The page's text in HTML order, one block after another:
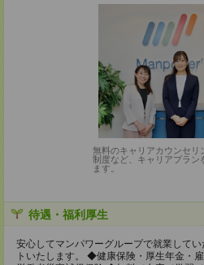
無料のキャリアカウンセリ
制度など、キャリアプラン
ます。
待遇・福利厚生
安心してマンパワーグループで就業して
トいたします。 ◆健康保険・厚生年金・